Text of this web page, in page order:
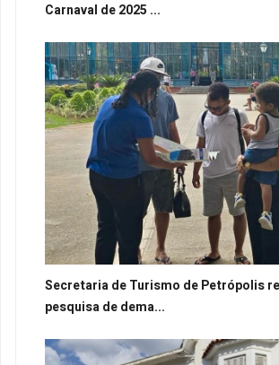
Carnaval de 2025 ...
Secretaria de Turismo de Petrópolis
pesquisa de dema...